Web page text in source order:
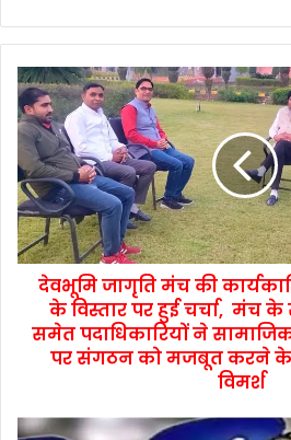
देवभूमि जागृति मंच की
के विस्तार पर हुई चर्चा, मंच
समेत पदाधिकारियों ने
पर संगठन को मजबूत करने के
विमर्श